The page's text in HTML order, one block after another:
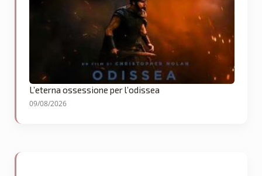
L’eterna ossessione per l’odissea
09/08/2026